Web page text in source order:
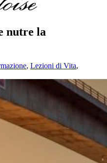
nutre la
, Lezioni di Vita,